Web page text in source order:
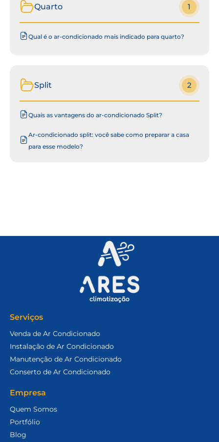
Quarto 1
Qual é o ar-condicionado mais indicado para quarto?
Split 2
Quais as vantagens do ar-condicionado Split?
Ar-condicionado split: você sabe como preparar a casa
para esse modelo?
Serviços
Venda de Ar Condicionado
Instalação de Ar Condicionado
Manutenção de Ar Condicionado
Conserto de Ar Condicionado
Empresa
Quem Somos
Portfólio
Blog